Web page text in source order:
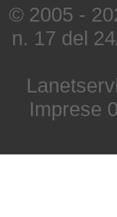
© 2005 -
n. 17 del
Imprese